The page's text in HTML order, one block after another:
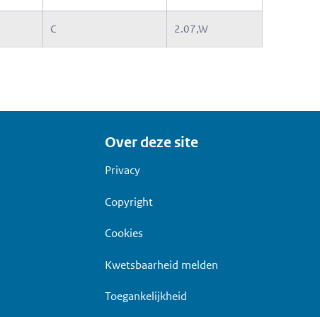
C 2.07,W
Over deze site
Privacy
Copyright
Cookies
Kwetsbaarheid melden
Toegankelijkheid